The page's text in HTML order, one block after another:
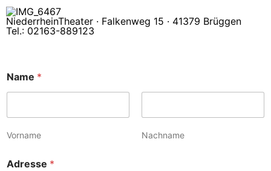
NiederrheinTheater · Falkenweg 15 · 41379 Brüggen
Tel.: 02163-889123
Name *
Vorname Nachname
Adresse *